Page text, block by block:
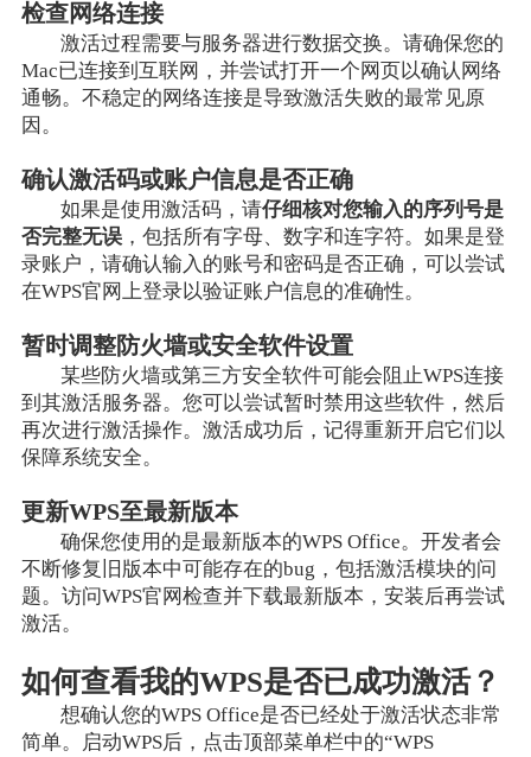
检查网络连接
激活过程需要与服务器进行数据交换。请确保您的
Mac已连接到互联网，并尝试打开一个网页以确认网络
通畅。不稳定的网络连接是导致激活失败的最常见原
因。
确认激活码或账户信息是否正确
如果是使用激活码，请仔细核对您输入的序列号是
否完整无误，包括所有字母、数字和连字符。如果是登
录账户，请确认输入的账号和密码是否正确，可以尝试
在WPS官网上登录以验证账户信息的准确性。
暂时调整防火墙或安全软件设置
某些防火墙或第三方安全软件可能会阻止WPS连接
到其激活服务器。您可以尝试暂时禁用这些软件，然后
再次进行激活操作。激活成功后，记得重新开启它们以
保障系统安全。
更新WPS至最新版本
确保您使用的是最新版本的WPS Office。开发者会
不断修复旧版本中可能存在的bug，包括激活模块的问
题。访问WPS官网检查并下载最新版本，安装后再尝试
激活。
如何查看我的WPS是否已成功激活？
想确认您的WPS Office是否已经处于激活状态非常
简单。启动WPS后，点击顶部菜单栏中的“WPS